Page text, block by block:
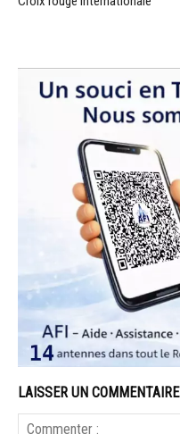
LAISSER UN COMMENTAIRE